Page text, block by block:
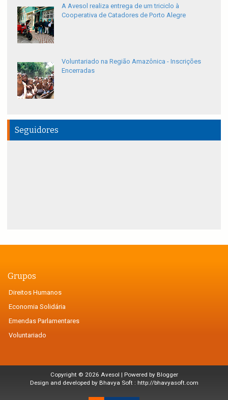
A Avesol realiza entrega de um triciclo à
Cooperativa de Catadores de Porto Alegre
Voluntariado na Região Amazônica - Inscrições
Encerradas
Seguidores
Grupos
Direitos Humanos
Economia Solidária
Emendas Parlamentares
Voluntariado
Copyright © 2026 Avesol | Powered by Blogger
Design and developed by Bhavya Soft : http://bhavyasoft.com